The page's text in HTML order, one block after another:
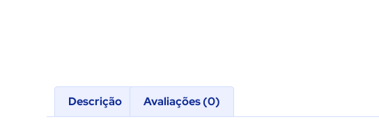
Descrição Avaliações (0)